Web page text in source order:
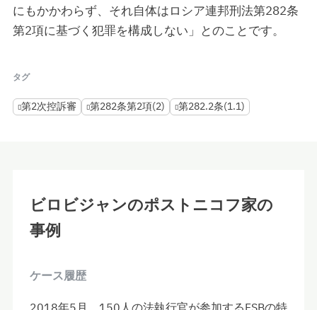
にもかかわらず、それ自体はロシア連邦刑法第282条
第2項に基づく犯罪を構成しない」とのことです。
タグ
第2次控訴審 第282条第2項(2) 第282.2条(1.1)
ビロビジャンのポストニコフ家の
事例
ケース履歴